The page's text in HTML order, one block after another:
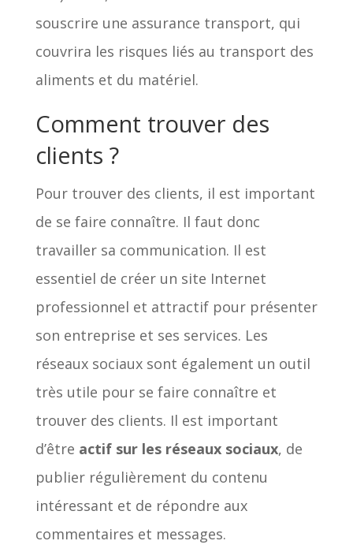
souscrire une assurance transport, qui
couvrira les risques liés au transport des
aliments et du matériel.
Comment trouver des
clients ?
Pour trouver des clients, il est important
de se faire connaître. Il faut donc
travailler sa communication. Il est
essentiel de créer un site Internet
professionnel et attractif pour présenter
son entreprise et ses services. Les
réseaux sociaux sont également un outil
très utile pour se faire connaître et
trouver des clients. Il est important
d’être actif sur les réseaux sociaux, de
publier régulièrement du contenu
intéressant et de répondre aux
commentaires et messages.